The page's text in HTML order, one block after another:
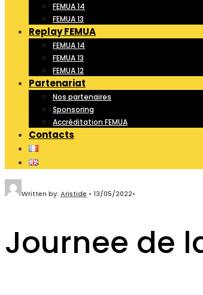
FEMUA 14
FEMUA 13
Replay FEMUA
FEMUA 14
FEMUA 13
FEMUA 12
Partenariat
Nos partenaires
Sponsoring
Accréditation FEMUA
Contacts
Written by: Aristide • 13/05/2022•
Journee de